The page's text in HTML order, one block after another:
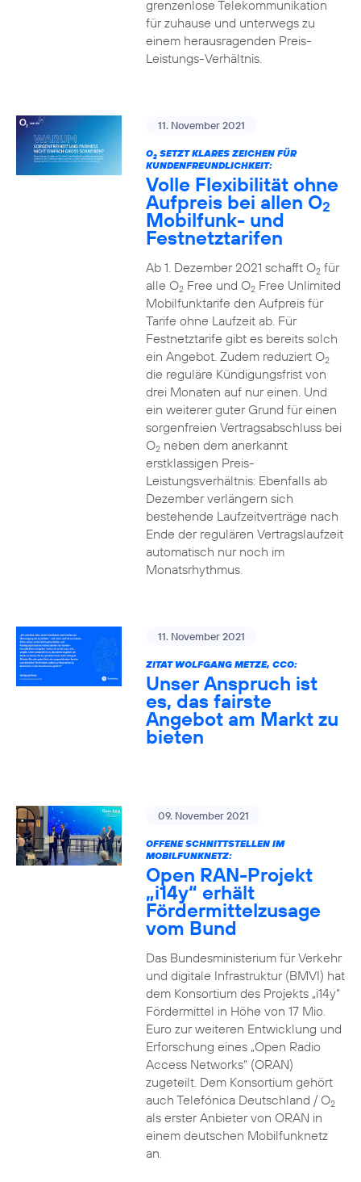
grenzenlose Telekommunikation
für zuhause und unterwegs zu
einem herausragenden Preis-
Leistungs-Verhältnis.
11. November 2021
O2SETZT KLARES ZEICHEN FÜR
KUNDENFREUNDLICHKEIT:
Volle Flexibilität ohne
Aufpreis bei allen O2
Mobilfunk- und
Festnetztarifen
Ab 1. Dezember 2021 schafft O2für
alle O2Free und O2Free Unlimited
Mobilfunktarife den Aufpreis für
Tarife ohne Laufzeit ab. Für
Festnetztarife gibt es bereits solch
ein Angebot. Zudem reduziert O2
die reguläre Kündigungsfrist von
drei Monaten auf nur einen. Und
ein weiterer guter Grund für einen
sorgenfreien Vertragsabschluss bei
O2neben dem anerkannt
erstklassigen Preis-
Leistungsverhältnis: Ebenfalls ab
Dezember verlängern sich
bestehende Laufzeitverträge nach
Ende der regulären Vertragslaufzeit
automatisch nur noch im
Monatsrhythmus.
11. November 2021
ZITAT WOLFGANG METZE, CCO:
Unser Anspruch ist
es, das fairste
Angebot am Markt zu
bieten
09. November 2021
OFFENE SCHNITTSTELLEN IM
MOBILFUNKNETZ:
Open RAN-Projekt
„i14y“ erhält
Fördermittelzusage
vom Bund
Das Bundesministerium für Verkehr
und digitale Infrastruktur (BMVI) hat
dem Konsortium des Projekts „i14y“
Fördermittel in Höhe von 17 Mio.
Euro zur weiteren Entwicklung und
Erforschung eines „Open Radio
Access Networks“ (ORAN)
zugeteilt. Dem Konsortium gehört
auch Telefónica Deutschland / O2
als erster Anbieter von ORAN in
einem deutschen Mobilfunknetz
an.